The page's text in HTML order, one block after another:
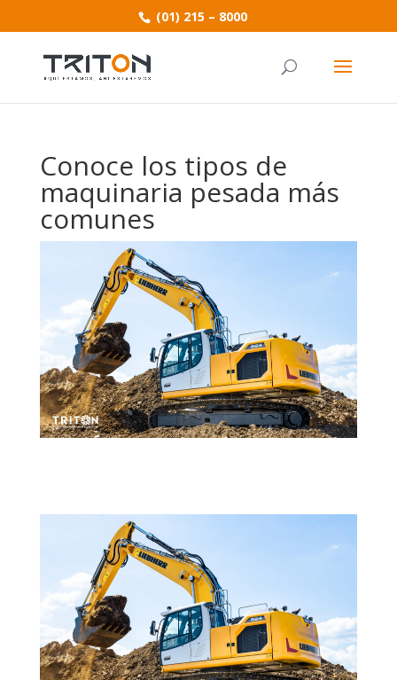
(01) 215 – 8000
Conoce los tipos de
maquinaria pesada más
comunes